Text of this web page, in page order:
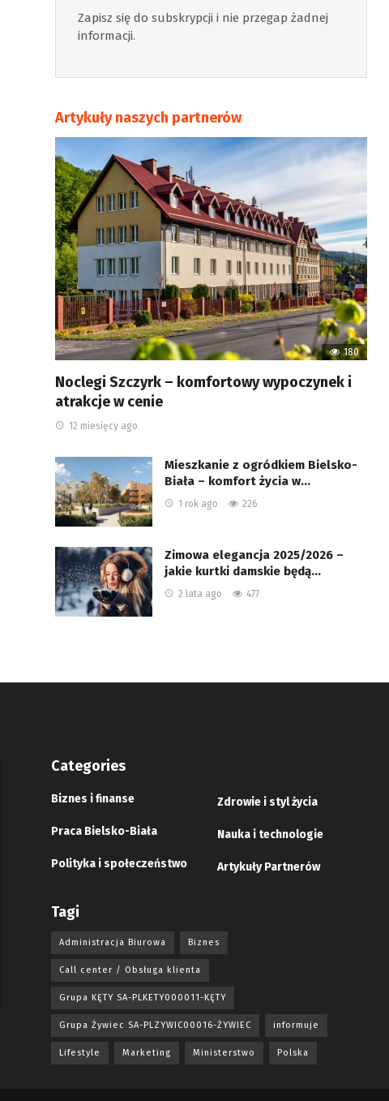
Zapisz się do subskrypcji i nie przegap żadnej
informacji.
Artykuły naszych partnerów
180
Noclegi Szczyrk – komfortowy wypoczynek i
atrakcje w cenie
12 miesięcy ago
Mieszkanie z ogródkiem Bielsko-
Biała – komfort życia w…
1 rok ago 226
Zimowa elegancja 2025/2026 –
jakie kurtki damskie będą…
2 lata ago 477
Categories
Biznes i finanse
Praca Bielsko-Biała
Polityka i społeczeństwo
Zdrowie i styl życia
Nauka i technologie
Artykuły Partnerów
Tagi
Administracja Biurowa Biznes
Call center / Obsługa klienta
Grupa KĘTY SA-PLKETY000011-KĘTY
Grupa Żywiec SA-PLZYWIC00016-ŻYWIEC informuje
Lifestyle Marketing Ministerstwo Polska